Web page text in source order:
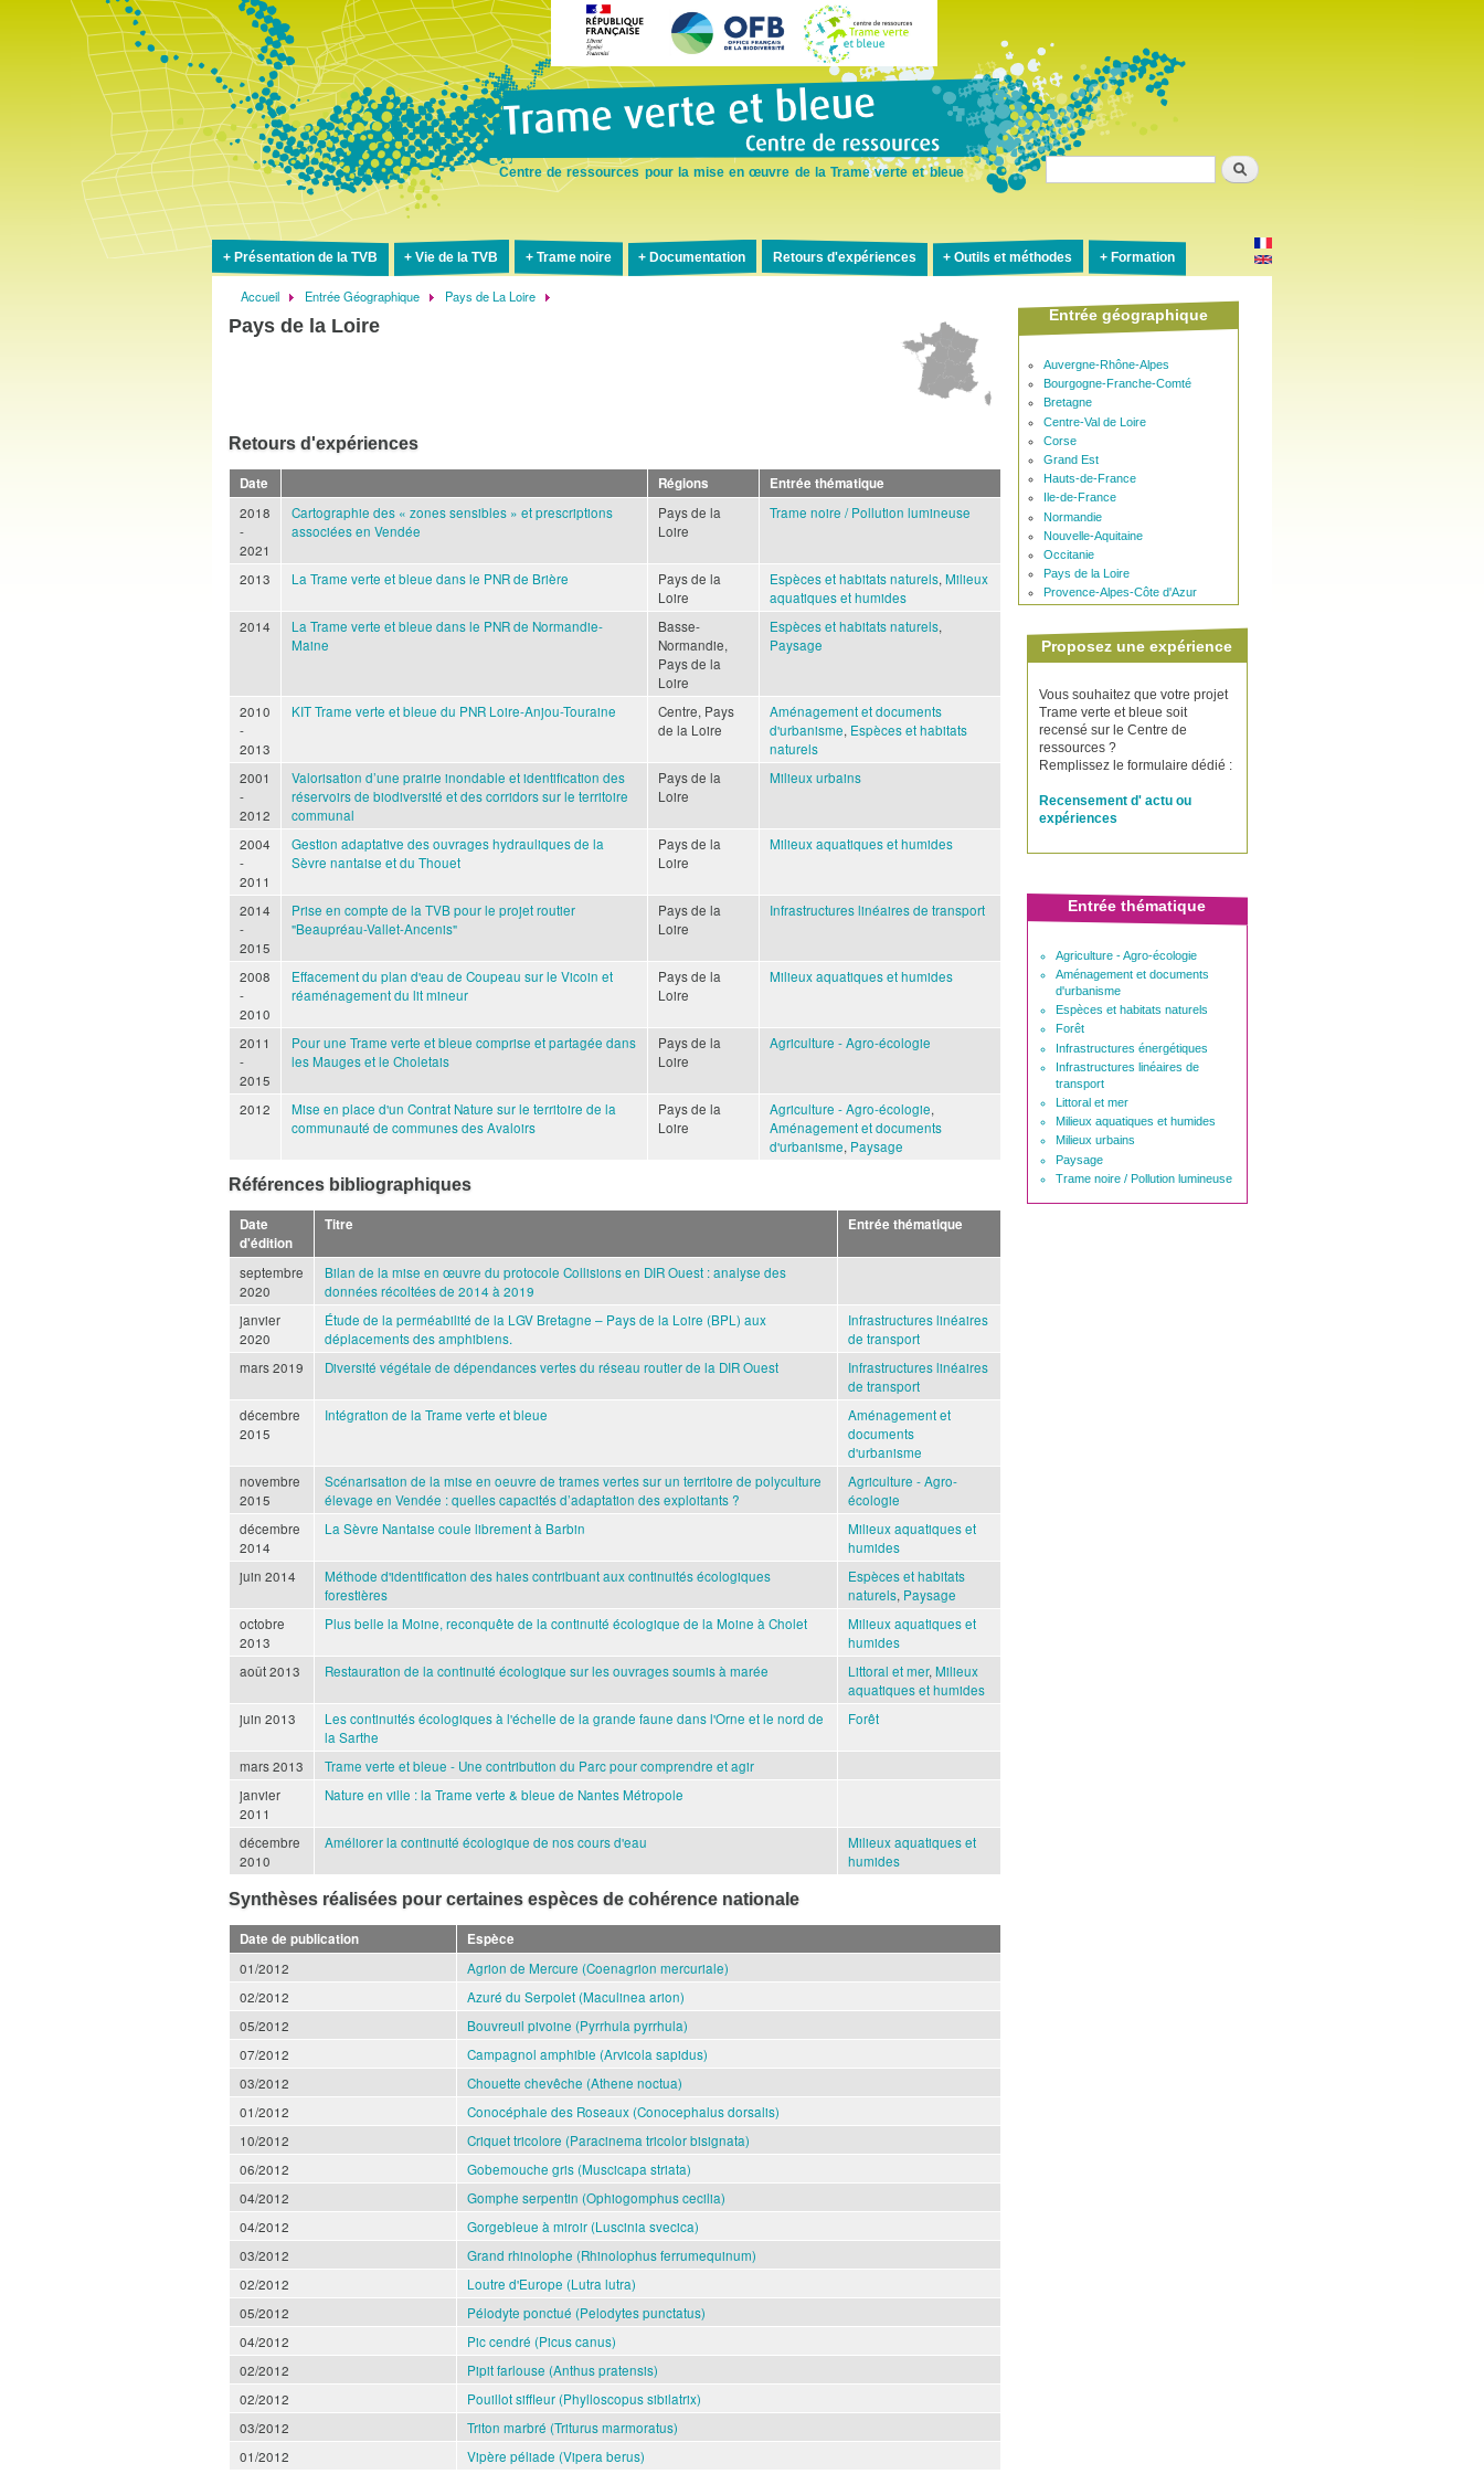
au
contenu
Centre de ressources pour la mise en œuvre de la Trame verte et bleue
Présentation de la TVB Vie de la TVB Trame noire Documentation Retours d'expériences Outils et méthodes Formation
Fil
d'Ariane
Accueil Entrée Géographique Pays de La Loire
Pays de la Loire
Retours d'expériences
Date Régions
Entrée thématique
2018
-
2021
Cartographie des « zones sensibles » et prescriptions
associées en Vendée
Pays de la
Loire
Trame noire / Pollution lumineuse
2013 La Trame verte et bleue dans le PNR de Brière
Pays de la
Loire
Espèces et habitats naturels, Milieux
aquatiques et humides
2014
La Trame verte et bleue dans le PNR de Normandie-
Maine
Basse-
Normandie,
Pays de la
Loire
Espèces et habitats naturels,
Paysage
2010
-
2013
KIT Trame verte et bleue du PNR Loire-Anjou-Touraine
Centre, Pays
de la Loire
Aménagement et documents
d'urbanisme, Espèces et habitats
naturels
2001
-
2012
Valorisation d’une prairie inondable et identification des
réservoirs de biodiversité et des corridors sur le territoire
communal
Pays de la
Loire
Milieux urbains
2004
-
2011
Gestion adaptative des ouvrages hydrauliques de la
Sèvre nantaise et du Thouet
Pays de la
Loire
Milieux aquatiques et humides
2014
-
2015
Prise en compte de la TVB pour le projet routier
"Beaupréau-Vallet-Ancenis"
Pays de la
Loire
Infrastructures linéaires de transport
2008
-
2010
Effacement du plan d'eau de Coupeau sur le Vicoin et
réaménagement du lit mineur
Pays de la
Loire
Milieux aquatiques et humides
2011
-
2015
Pour une Trame verte et bleue comprise et partagée dans
les Mauges et le Choletais
Pays de la
Loire
Agriculture - Agro-écologie
2012
Mise en place d'un Contrat Nature sur le territoire de la
communauté de communes des Avaloirs
Pays de la
Loire
Agriculture - Agro-écologie,
Aménagement et documents
d'urbanisme, Paysage
Références bibliographiques
Date
d'édition
Titre Entrée thématique
septembre
2020
Bilan de la mise en œuvre du protocole Collisions en DIR Ouest : analyse des
données récoltées de 2014 à 2019
janvier
2020
Étude de la perméabilité de la LGV Bretagne – Pays de la Loire (BPL) aux
déplacements des amphibiens.
Infrastructures linéaires
de transport
mars 2019
Diversité végétale de dépendances vertes du réseau routier de la DIR Ouest
Infrastructures linéaires
de transport
décembre
2015
Intégration de la Trame verte et bleue
Aménagement et
documents
d'urbanisme
novembre
2015
Scénarisation de la mise en oeuvre de trames vertes sur un territoire de polyculture
élevage en Vendée : quelles capacités d’adaptation des exploitants ?
Agriculture - Agro-
écologie
décembre
2014
La Sèvre Nantaise coule librement à Barbin
Milieux aquatiques et
humides
juin 2014
Méthode d'identification des haies contribuant aux continuités écologiques
forestières
Espèces et habitats
naturels, Paysage
octobre
2013
Plus belle la Moine, reconquête de la continuité écologique de la Moine à Cholet
Milieux aquatiques et
humides
août 2013
Restauration de la continuité écologique sur les ouvrages soumis à marée Littoral et mer, Milieux
aquatiques et humides
juin 2013
Les continuités écologiques à l'échelle de la grande faune dans l'Orne et le nord de
la Sarthe
Forêt
mars 2013
Trame verte et bleue - Une contribution du Parc pour comprendre et agir
janvier
2011
Nature en ville : la Trame verte & bleue de Nantes Métropole
décembre
2010
Améliorer la continuité écologique de nos cours d'eau
Milieux aquatiques et
humides
Synthèses réalisées pour certaines espèces de cohérence nationale
Date de publication
Espèce
01/2012
Agrion de Mercure (Coenagrion mercuriale)
02/2012
Azuré du Serpolet (Maculinea arion)
05/2012
Bouvreuil pivoine (Pyrrhula pyrrhula)
07/2012
Campagnol amphibie (Arvicola sapidus)
03/2012
Chouette chevêche (Athene noctua)
01/2012
Conocéphale des Roseaux (Conocephalus dorsalis)
10/2012
Criquet tricolore (Paracinema tricolor bisignata)
06/2012
Gobemouche gris (Muscicapa striata)
04/2012
Gomphe serpentin (Ophiogomphus cecilia)
04/2012
Gorgebleue à miroir (Luscinia svecica)
03/2012
Grand rhinolophe (Rhinolophus ferrumequinum)
02/2012
Loutre d'Europe (Lutra lutra)
05/2012
Pélodyte ponctué (Pelodytes punctatus)
04/2012
Pic cendré (Picus canus)
02/2012
Pipit farlouse (Anthus pratensis)
02/2012
Pouillot siffleur (Phylloscopus sibilatrix)
03/2012
Triton marbré (Triturus marmoratus)
01/2012
Vipère péliade (Vipera berus)
Entrée géographique
Auvergne-Rhône-Alpes
Bourgogne-Franche-Comté
Bretagne
Centre-Val de Loire
Corse
Grand Est
Hauts-de-France
Ile-de-France
Normandie
Nouvelle-Aquitaine
Occitanie
Pays de la Loire
Provence-Alpes-Côte d'Azur
Proposez une expérience
Vous souhaitez que votre projet
Trame verte et bleue soit
recensé sur le Centre de
ressources ?
Remplissez le formulaire dédié :
Recensement d' actu ou
expériences
Entrée thématique
Agriculture - Agro-écologie
Aménagement et documents
d'urbanisme
Espèces et habitats naturels
Forêt
Infrastructures énergétiques
Infrastructures linéaires de
transport
Littoral et mer
Milieux aquatiques et humides
Milieux urbains
Paysage
Trame noire / Pollution lumineuse